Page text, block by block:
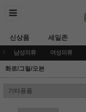
신상품 세일존
남성의류 여성의류
화로/그릴/오븐